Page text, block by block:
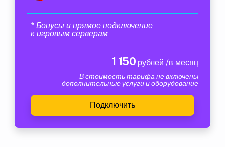
* Бонусы и прямое подключение
к игровым серверам
1 150 рублей /в месяц
В стоимость тарифа не включены
дополнительные услуги и оборудование
Подключить